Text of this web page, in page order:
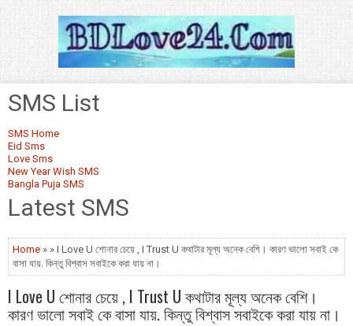
SMS List
SMS Home
Eid Sms
Love Sms
New Year Wish SMS
Bangla Puja SMS
Latest SMS
Home » » I Love U শোনার চেয়ে , I Trust U কথাটার মূল্য অনেক বেশি। কারণ ভালো সবাই কে
বাসা যায়. কিন্তু বিশ্বাস সবাইকে করা যায় না।
I Love U শোনার চেয়ে , I Trust U কথাটার মূল্য অনেক বেশি।
কারণ ভালো সবাই কে বাসা যায়. কিন্তু বিশ্বাস সবাইকে করা যায় না।